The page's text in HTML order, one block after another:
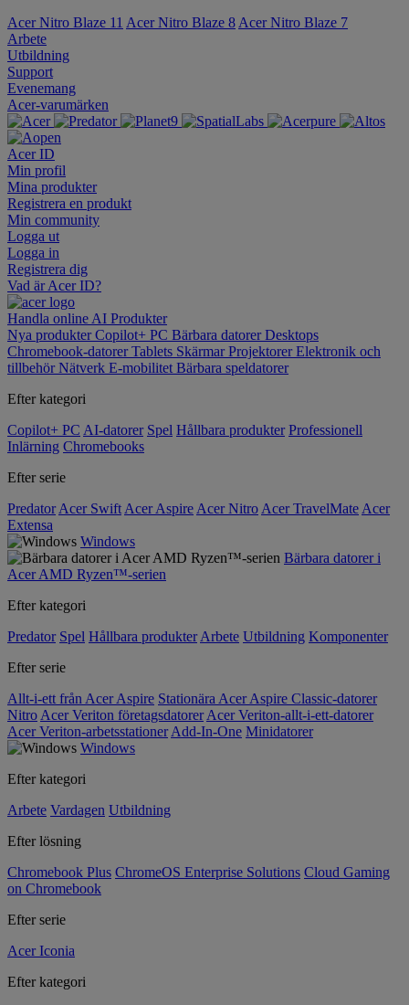
Acer Nitro Blaze 11 Acer Nitro Blaze 8 Acer Nitro Blaze 7
Arbete
Utbildning
Support
Evenemang
Acer-varumärken
Acer ID
Min profil
Mina produkter
Registrera en produkt
Min community
Logga ut
Logga in
Registrera dig
Vad är Acer ID?
Handla online AI Produkter
Nya produkterCopilot+ PC Bärbara datorerDesktops
Chromebook-datorerTablets SkärmarProjektorerElektronik och
tillbehörNätverk E-mobilitet Bärbara speldatorer
Efter kategori
Copilot+ PC AI-datorer Spel Hållbara produkter Professionell
Inlärning Chromebooks
Efter serie
Predator Acer Swift Acer Aspire Acer Nitro Acer TravelMate Acer
Extensa
Windows
Bärbara datorer i
Acer AMD Ryzen™-serien
Efter kategori
Predator Spel Hållbara produkter Arbete Utbildning Komponenter
Efter serie
Allt-i-ett från Acer Aspire Stationära Acer Aspire Classic-datorer
Nitro Acer Veriton företagsdatorer Acer Veriton-allt-i-ett-datorer
Acer Veriton-arbetsstationer Add-In-One Minidatorer
Windows
Efter kategori
Arbete Vardagen Utbildning
Efter lösning
Chromebook Plus ChromeOS Enterprise Solutions Cloud Gaming
on Chromebook
Efter serie
Acer Iconia
Efter kategori